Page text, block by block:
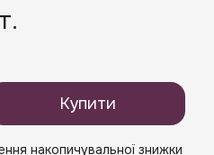
Купити
накопичувальної знижки